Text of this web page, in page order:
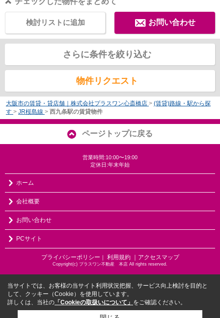
お問い合わせ
検討リストに追加
さらに条件を絞り込む
物件リクエスト
大阪市の賃貸・貸店舗｜株式会社プラスワン心斎橋店 > (賃貸)路線・駅から探
す > JR桜島線 > 西九条駅の賃貸物件
ページトップに戻る
営業時間:10:00〜19:00
定休日:年末年始
ホーム
会社概要
お問い合わせ
PCサイト
プライバシーポリシー ｜ 利用規約 ｜アクセスマップ
Copyright(c) プラスワン不動産 本店 All rights reserved.
当サイトでは、お客様の当サイト利用状況把握、サービス向上検討を目的と
して、クッキー（Cookie）を使用しています。
詳しくは、当社の 「Cookieの取扱いについて」 をご確認ください。